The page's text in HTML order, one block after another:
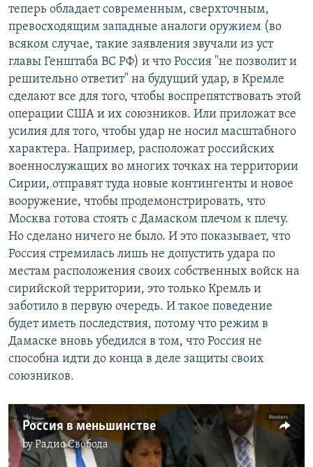
теперь обладает современным, сверхточным,
превосходящим западные аналоги оружием (во
всяком случае, такие заявления звучали из уст
главы Генштаба ВС РФ) и что Россия "не позволит и
решительно ответит" на будущий удар, в Кремле
сделают все для того, чтобы воспрепятствовать этой
операции США и их союзников. Или приложат все
усилия для того, чтобы удар не носил масштабного
характера. Например, расположат российских
военнослужащих во многих точках на территории
Сирии, отправят туда новые контингенты и новое
вооружение, чтобы продемонстрировать, что
Москва готова стоять с Дамаском плечом к плечу.
Но сделано ничего не было. И это показывает, что
Россия стремилась лишь не допустить удара по
местам расположения своих собственных войск на
сирийской территории, это только Кремль и
заботило в первую очередь. И такое поведение
будет иметь последствия, потому что режим в
Дамаске вновь убедился в том, что Россия не
способна идти до конца в деле защиты своих
союзников.
Россия в меньшинстве
byРадио Свобода